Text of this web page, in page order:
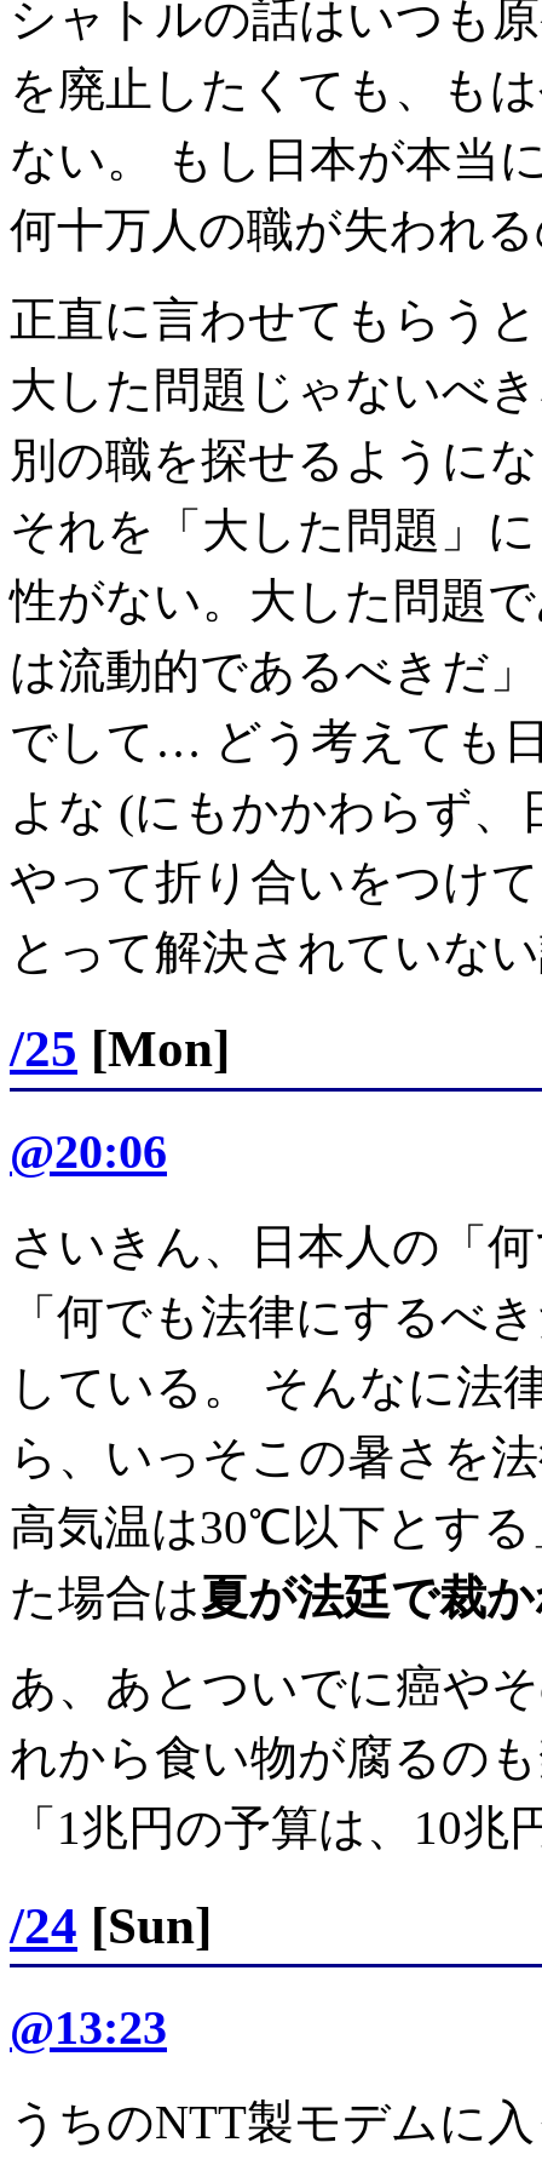
シャトルの話はいつも
を廃止したくても、も
ない。 もし日本が本当
何十万人の職が失われ
正直に言わせてもらう
大した問題じゃないべ
別の職を探せるように
それを「大した問題」
性がない。大した問題
は流動的であるべきだ
でして… どう考えても
よな (にもかかわらず
やって折り合いをつけ
とって解決されていな
/25 [Mon]
@20:06
さいきん、日本人の「
「何でも法律にするべ
している。 そんなに法
ら、いっそこの暑さを
高気温は30℃以下とす
た場合は夏が法廷で裁
あ、あとついでに癌や
れから食い物が腐るの
「1兆円の予算は、10
/24 [Sun]
@13:23
うちのNTT製モデムに